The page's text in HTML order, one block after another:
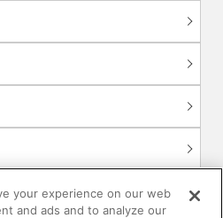
your experience on our web
and ads and to analyze our